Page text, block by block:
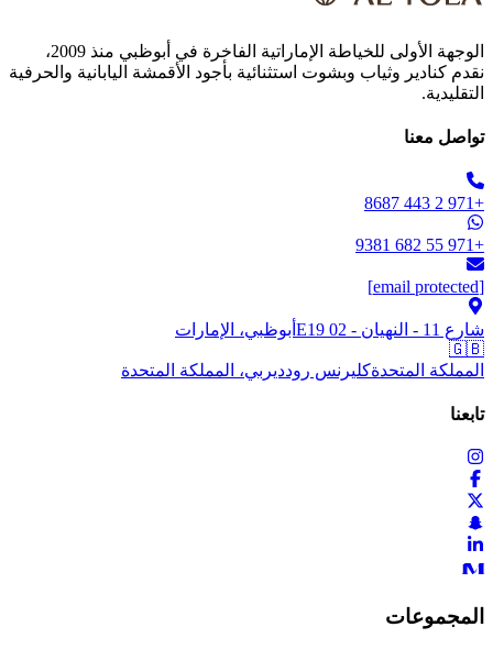
الوجهة الأولى للخياطة الإماراتية الفاخرة في أبوظبي منذ 2009،
نقدم كنادير وثياب وبشوت استثنائية بأجود الأقمشة اليابانية والحرفية
التقليدية.
تواصل معنا
+971 2 443 8687
+971 55 682 9381
[email protected]
شارع 11 - النهيان - E19 02
أبوظبي، الإمارات
🇬🇧
المملكة المتحدةكليرنس رودديربي، المملكة المتحدة
تابعنا
المجموعات